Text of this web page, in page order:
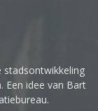
stadsontwikkeling
Een idee van Bart